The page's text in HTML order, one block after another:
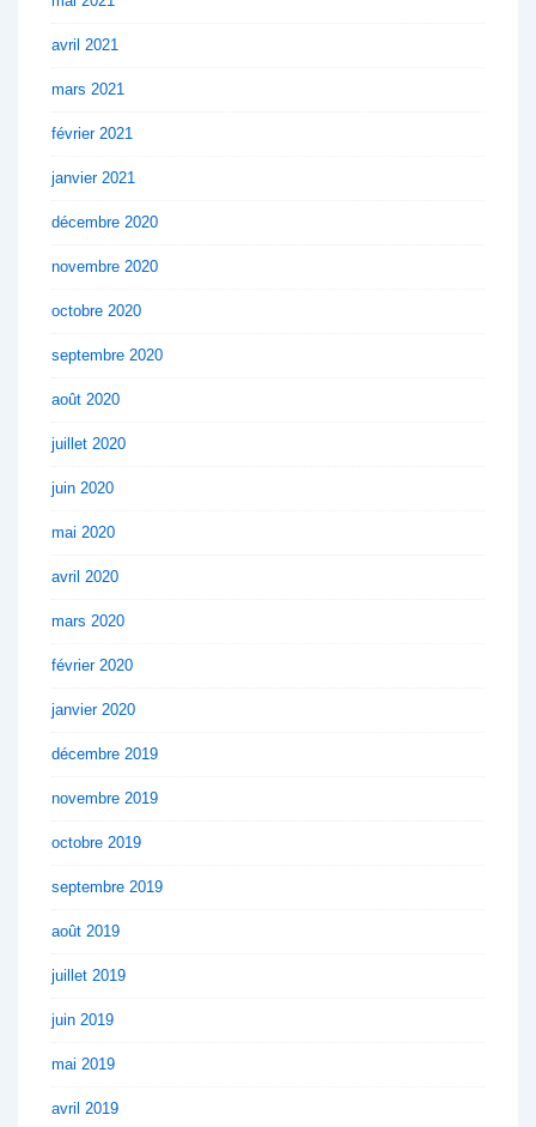
avril 2021
mars 2021
février 2021
janvier 2021
décembre 2020
novembre 2020
octobre 2020
septembre 2020
août 2020
juillet 2020
juin 2020
mai 2020
avril 2020
mars 2020
février 2020
janvier 2020
décembre 2019
novembre 2019
octobre 2019
septembre 2019
août 2019
juillet 2019
juin 2019
mai 2019
avril 2019